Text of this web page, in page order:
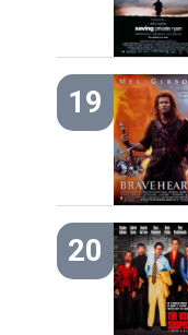
19
20